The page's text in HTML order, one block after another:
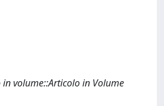
volume::Articolo in Volume